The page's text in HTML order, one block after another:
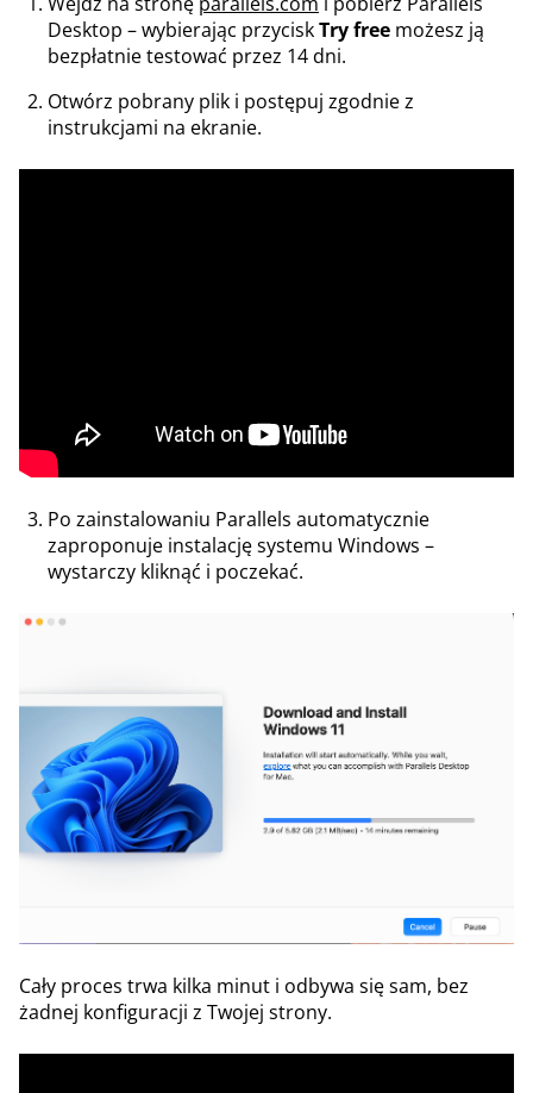
Desktop – wybierając przyciskTry free możesz ją
bezpłatnie testować przez 14 dni.
Otwórz pobrany plik i postępuj zgodnie z
instrukcjami na ekranie.
Po zainstalowaniu Parallels automatycznie
zaproponuje instalację systemu Windows –
wystarczy kliknąć i poczekać.
Cały proces trwa kilka minut i odbywa się sam, bez
żadnej konfiguracji z Twojej strony.